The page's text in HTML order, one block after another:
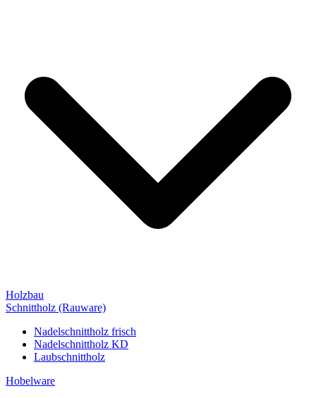
Holzbau
Schnittholz (Rauware)
Nadelschnittholz frisch
Nadelschnittholz KD
Laubschnittholz
Hobelware